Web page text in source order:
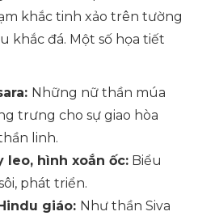
khắc tinh xảo trên tường
khắc đá. Một số họa tiết
Những nữ thần múa
trưng cho sự giao hòa
linh.
leo, hình xoắn ốc: Biểu
phát triển.
giáo: Như thần Siva